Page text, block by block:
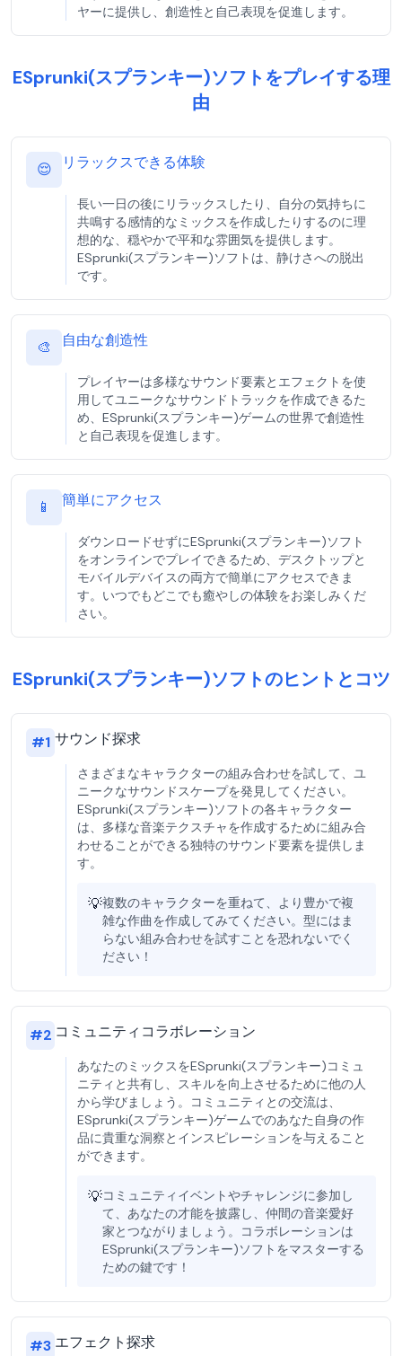
ヤーに提供し、創造性と自己表現を促進します。
ESprunki(スプランキー)ソフトをプレイする理
由
😌 リラックスできる体験
長い一日の後にリラックスしたり、自分の気持ちに
共鳴する感情的なミックスを作成したりするのに理
想的な、穏やかで平和な雰囲気を提供します。
ESprunki(スプランキー)ソフトは、静けさへの脱出
です。
🎨 自由な創造性
プレイヤーは多様なサウンド要素とエフェクトを使
用してユニークなサウンドトラックを作成できるた
め、ESprunki(スプランキー)ゲームの世界で創造性
と自己表現を促進します。
📱 簡単にアクセス
ダウンロードせずにESprunki(スプランキー)ソフト
をオンラインでプレイできるため、デスクトップと
モバイルデバイスの両方で簡単にアクセスできま
す。いつでもどこでも癒やしの体験をお楽しみくだ
さい。
ESprunki(スプランキー)ソフトのヒントとコツ
#1 サウンド探求
さまざまなキャラクターの組み合わせを試して、ユ
ニークなサウンドスケープを発見してください。
ESprunki(スプランキー)ソフトの各キャラクター
は、多様な音楽テクスチャを作成するために組み合
わせることができる独特のサウンド要素を提供しま
す。
💡複数のキャラクターを重ねて、より豊かで複
雑な作曲を作成してみてください。型にはま
らない組み合わせを試すことを恐れないでく
ださい！
#2 コミュニティコラボレーション
あなたのミックスをESprunki(スプランキー)コミュ
ニティと共有し、スキルを向上させるために他の人
から学びましょう。コミュニティとの交流は、
ESprunki(スプランキー)ゲームでのあなた自身の作
品に貴重な洞察とインスピレーションを与えること
ができます。
💡コミュニティイベントやチャレンジに参加し
て、あなたの才能を披露し、仲間の音楽愛好
家とつながりましょう。コラボレーションは
ESprunki(スプランキー)ソフトをマスターする
ための鍵です！
#3 エフェクト探求